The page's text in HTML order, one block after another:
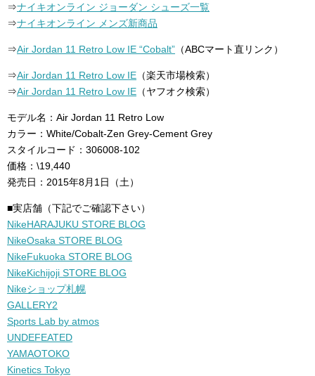
⇒ナイキオンライン ジョーダン シューズ一覧
⇒ナイキオンライン メンズ新商品
⇒Air Jordan 11 Retro Low IE “Cobalt” （ABCマート直リンク）
⇒Air Jordan 11 Retro Low IE （楽天市場検索）
⇒Air Jordan 11 Retro Low IE （ヤフオク検索）
モデル名：Air Jordan 11 Retro Low
カラー：White/Cobalt-Zen Grey-Cement Grey
スタイルコード：306008-102
価格：\19,440
発売日：2015年8月1日（土）
■実店舗（下記でご確認下さい）
NikeHARAJUKU STORE BLOG
NikeOsaka STORE BLOG
NikeFukuoka STORE BLOG
NikeKichijoji STORE BLOG
Nikeショップ札幌
GALLERY2
Sports Lab by atmos
UNDEFEATED
YAMAOTOKO
Kinetics Tokyo